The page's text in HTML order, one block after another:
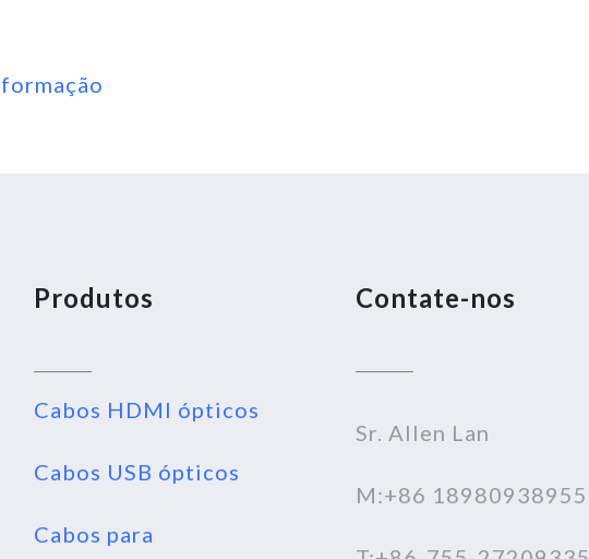
Produtos
Cabos HDMI ópticos
Cabos USB ópticos
Cabos para
Contate-nos
Sr. Allen Lan
M:+86 18980938955